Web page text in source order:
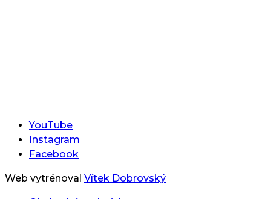
YouTube
Instagram
Facebook
Web vytrénoval Vítek Dobrovský